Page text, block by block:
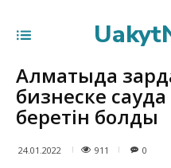
Алматыда
бизнеске
беретін болды
24.01.2022 911 0